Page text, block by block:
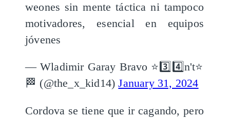
weones sin mente táctica ni tampoco
motivadores, esencial en equipos
jóvenes
— Wladimir Garay Bravo ⭐️3️⃣4️⃣n't⭐️
🏁 (@the_x_kid14)January 31, 2024
Cordova se tiene que ir cagando, pero